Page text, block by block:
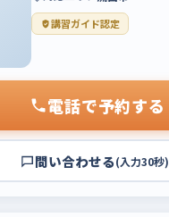
講習ガイド認定
電話で予約する
問い合わせる(入力30秒)